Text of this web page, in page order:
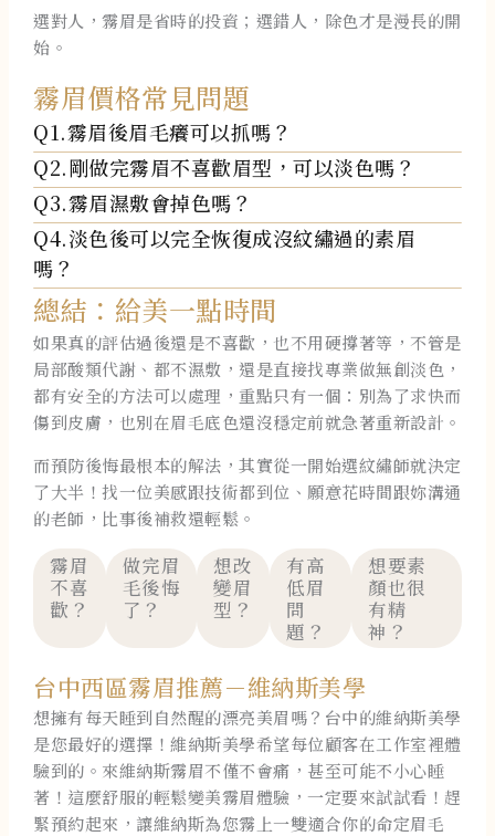
選對人，霧眉是省時的投資；選錯人，除色才是漫長的開
始。
霧眉價格常見問題
Q1.霧眉後眉毛癢可以抓嗎？
Q2.剛做完霧眉不喜歡眉型，可以淡色嗎？
Q3.霧眉濕敷會掉色嗎？
Q4.淡色後可以完全恢復成沒紋繡過的素眉
嗎？
總結：給美一點時間
如果真的評估過後還是不喜歡，也不用硬撐著等，不管是
局部酸類代謝、都不濕敷，還是直接找專業做無創淡色，
都有安全的方法可以處理，重點只有一個：別為了求快而
傷到皮膚，也別在眉毛底色還沒穩定前就急著重新設計。
而預防後悔最根本的解法，其實從一開始選紋繡師就決定
了大半！找一位美感跟技術都到位、願意花時間跟妳溝通
的老師，比事後補救還輕鬆。
霧眉
不喜
歡？
做完眉
毛後悔
了？
想改
變眉
型？
有高
低眉
問
題？
想要素
顏也很
有精
神？
台中西區霧眉推薦－維納斯美學
想擁有每天睡到自然醒的漂亮美眉嗎？台中的維納斯美學
是您最好的選擇！維納斯美學希望每位顧客在工作室裡體
驗到的。來維納斯霧眉不僅不會痛，甚至可能不小心睡
著！這麼舒服的輕鬆變美霧眉體驗，一定要來試試看！趕
緊預約起來，讓維納斯為您霧上一雙適合你的命定眉毛